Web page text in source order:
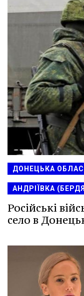
ДОНЕЦЬКА
АНДРІЇВКА
Російські
село в